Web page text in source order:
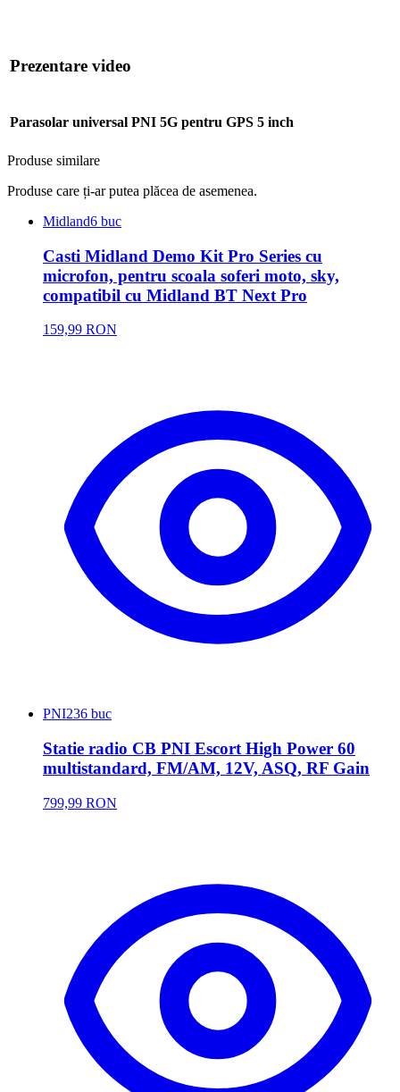
Prezentare video
Parasolar universal PNI 5G pentru GPS 5 inch
Produse similare
Produse care ți-ar putea plăcea de asemenea.
Midland6 buc
Casti Midland Demo Kit Pro Series cu
microfon, pentru scoala soferi moto, sky,
compatibil cu Midland BT Next Pro
159,99 RON
PNI236 buc
Statie radio CB PNI Escort High Power 60
multistandard, FM/AM, 12V, ASQ, RF Gain
799,99 RON